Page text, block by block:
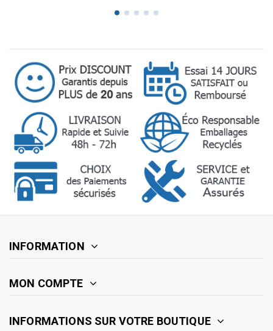
INFORMATION
MON COMPTE
INFORMATIONS SUR VOTRE BOUTIQUE